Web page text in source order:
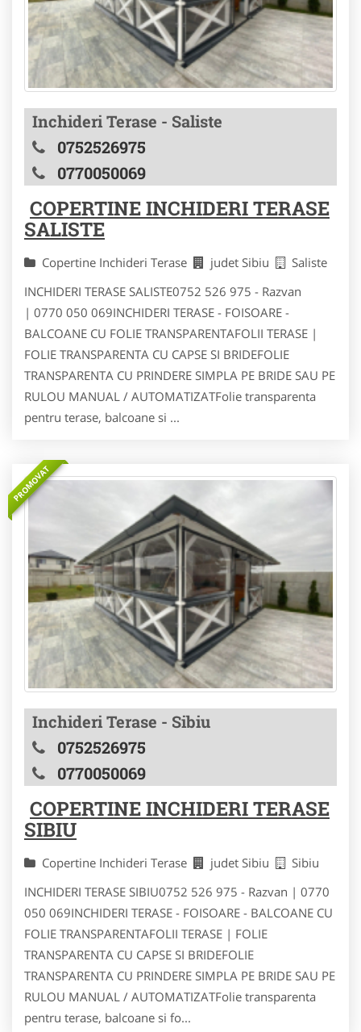
Inchideri Terase - Saliste
0752526975
0770050069
COPERTINE INCHIDERI TERASE
SALISTE
Copertine Inchideri Terase judet Sibiu
Saliste
INCHIDERI TERASE SALISTE0752 526 975 - Razvan
| 0770 050 069INCHIDERI TERASE - FOISOARE -
BALCOANE CU FOLIE TRANSPARENTAFOLII TERASE |
FOLIE TRANSPARENTA CU CAPSE SI BRIDEFOLIE
TRANSPARENTA CU PRINDERE SIMPLA PE BRIDE SAU PE
RULOU MANUAL / AUTOMATIZATFolie transparenta
pentru terase, balcoane si ...
PROMOVAT
Inchideri Terase - Sibiu
0752526975
0770050069
COPERTINE INCHIDERI TERASE
SIBIU
Copertine Inchideri Terase judet Sibiu
Sibiu
INCHIDERI TERASE SIBIU0752 526 975 - Razvan | 0770
050 069INCHIDERI TERASE - FOISOARE - BALCOANE CU
FOLIE TRANSPARENTAFOLII TERASE | FOLIE
TRANSPARENTA CU CAPSE SI BRIDEFOLIE
TRANSPARENTA CU PRINDERE SIMPLA PE BRIDE SAU PE
RULOU MANUAL / AUTOMATIZATFolie transparenta
pentru terase, balcoane si fo...